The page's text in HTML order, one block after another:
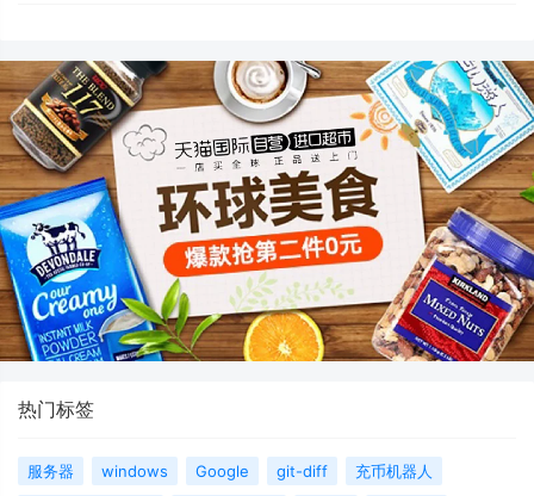
热门标签
服务器 windows Google git-diff
充币机器人